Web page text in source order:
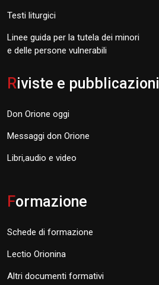
Testi liturgici
Linee guida per la tutela dei minori
e delle persone vulnerabili
Riviste e pubblicazioni
Don Orione oggi
Messaggi don Orione
Libri,audio e video
Formazione
Schede di formazione
Lectio Orionina
Altri documenti formativi